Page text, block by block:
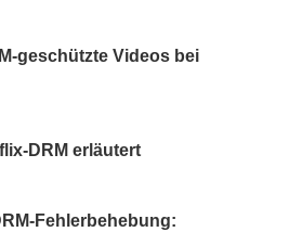
geschützte Videos bei
DRM erläutert
Fehlerbehebung: